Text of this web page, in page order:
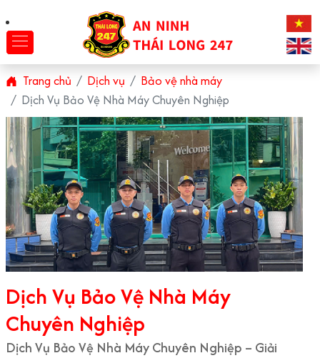
Trang chủ Dịch vụ
Bảo vệ nhà máy
Dịch Vụ Bảo Vệ Nhà Máy Chuyên Nghiệp
Dịch Vụ Bảo Vệ Nhà Máy
Chuyên Nghiệp
Dịch Vụ Bảo Vệ Nhà Máy Chuyên Nghiệp – Giải